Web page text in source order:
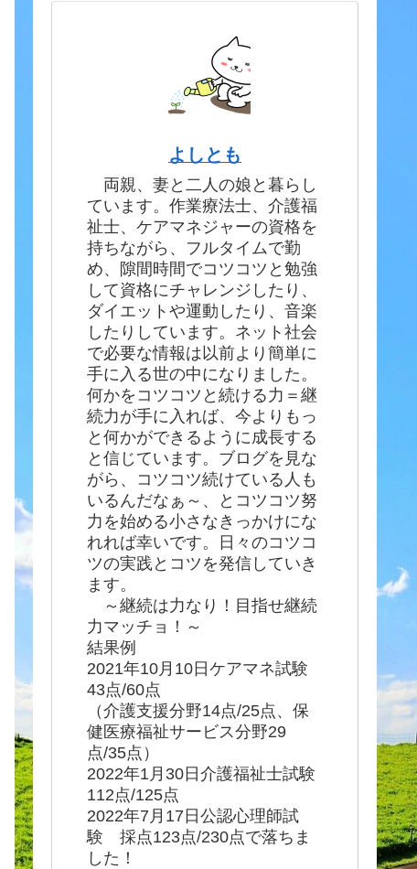
よしとも
両親、妻と二人の娘と暮らし
ています。作業療法士、介護福
祉士、ケアマネジャーの資格を
持ちながら、フルタイムで勤
め、隙間時間でコツコツと勉強
して資格にチャレンジしたり、
ダイエットや運動したり、音楽
したりしています。ネット社会
で必要な情報は以前より簡単に
手に入る世の中になりました。
何かをコツコツと続ける力＝継
続力が手に入れば、今よりもっ
と何かができるように成長する
と信じています。ブログを見な
がら、コツコツ続けている人も
いるんだなぁ～、とコツコツ努
力を始める小さなきっかけにな
れれば幸いです。日々のコツコ
ツの実践とコツを発信していき
ます。
～継続は力なり！目指せ継続
力マッチョ！～
結果例
2021年10月10日ケアマネ試験
43点/60点
（介護支援分野14点/25点、保
健医療福祉サービス分野29
点/35点）
2022年1月30日介護福祉士試験
112点/125点
2022年7月17日公認心理師試
験 採点123点/230点で落ちま
した！